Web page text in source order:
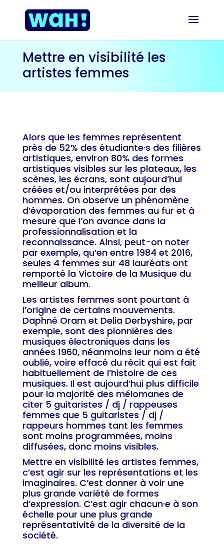
Mettre en visibilité les
artistes femmes
Alors que les femmes représentent
près de 52% des étudiante·s des filières
artistiques, environ 80% des formes
artistiques visibles sur les plateaux, les
scènes, les écrans, sont aujourd’hui
créées et/ou interprétées par des
hommes. On observe un phénomène
d’évaporation des femmes au fur et à
mesure que l’on avance dans la
professionnalisation et la
reconnaissance. Ainsi, peut-on noter
par exemple, qu’en entre 1984 et 2016,
seules 4 femmes sur 48 lauréats ont
remporté la Victoire de la Musique du
meilleur album.
Les artistes femmes sont pourtant à
l’origine de certains mouvements.
Daphné Oram et Delia Derbyshire, par
exemple, sont des pionnières des
musiques électroniques dans les
années 1960, néanmoins leur nom a été
oublié, voire effacé du récit qui est fait
habituellement de l’histoire de ces
musiques. Il est aujourd’hui plus difficile
pour la majorité des mélomanes de
citer 5 guitaristes / dj / rappeuses
femmes que 5 guitaristes / dj /
rappeurs hommes tant les femmes
sont moins programmées, moins
diffusées, donc moins visibles.
Mettre en visibilité les artistes femmes,
c’est agir sur les représentations et les
imaginaires. C’est donner à voir une
plus grande variété de formes
d’expression. C’est agir chacun·e à son
échelle pour une plus grande
représentativité de la diversité de la
société.